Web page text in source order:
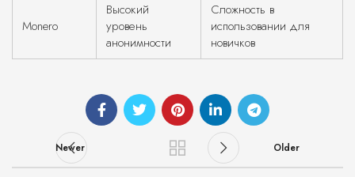
Monero
Высокий
уровень
анонимности
Сложность в
использовании для
новичков
Newer Older